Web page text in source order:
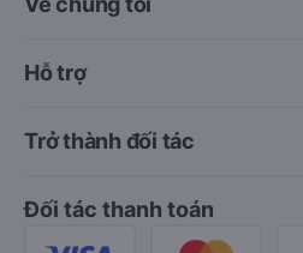
Hỗ trợ
Trở thành đối tác
Đối tác thanh toán